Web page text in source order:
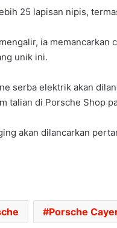
25 lapisan nipis,
ia memancarkan
unik ini.
serba elektrik akan
talian di Porsche Shop
akan dilancarkan
Porsche